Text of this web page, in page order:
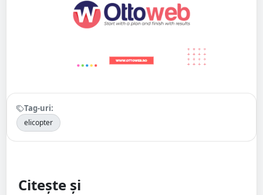
Tag-uri:
elicopter
Citește și